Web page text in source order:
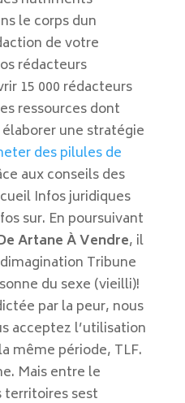
le corps dun
de votre
rédacteurs
15 000 rédacteurs
ressources dont
une stratégie
des pilules de
aux conseils des
Infos juridiques
sur. En poursuivant
Artane À Vendre, il
Tribune
du sexe (vieilli)!
par la peur, nous
acceptez l’utilisation
même période, TLF.
Mais entre le
sest